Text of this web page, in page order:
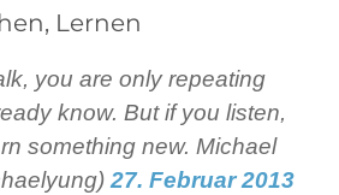
Lernen
you are only repeating
know. But if you listen,
something new. Michael
27. Februar 2013